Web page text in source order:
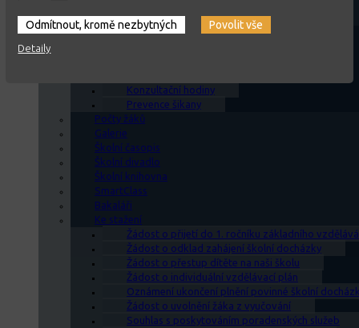
Vnitřní normy ZŠ
Školní řád
Konzultační hodiny
Prevence šikany
Počty žáků
Galerie
Školní časopis
Školní divadlo
Školní knihovna
SmartClass
Bakaláři
Ke stažení
Žádost o přijetí do 1. ročníku základního
Žádost o odklad zahájení školní docházky
Žádost o přestup dítěte na naši školu
Žádost o individuální vzdělávací plán
Oznámení ukončení plnění povinné školní
Žádost o uvolnění žáka z vyučování
Souhlas s poskytováním poradenských služeb